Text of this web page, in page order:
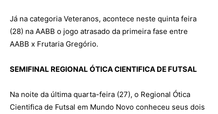
Já na categoria Veteranos, acontece neste quinta feira
(28) na AABB o jogo atrasado da primeira fase entre
AABB x Frutaria Gregório.
SEMIFINAL REGIONAL ÓTICA CIENTIFICA DE FUTSAL
Na noite da última quarta-feira (27), o Regional Ótica
Cientifica de Futsal em Mundo Novo conheceu seus dois